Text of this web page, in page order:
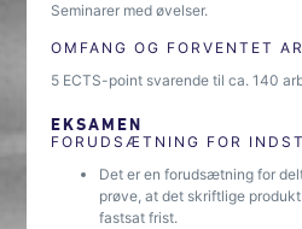
Seminarer med øvelser.
OMFANG OG FORVENTET
5 ECTS-point svarende til ca. 140
EKSAMEN
FORUDSÆTNING FOR
Det er en forudsætning for
prøve, at det skriftlige
fastsat frist.